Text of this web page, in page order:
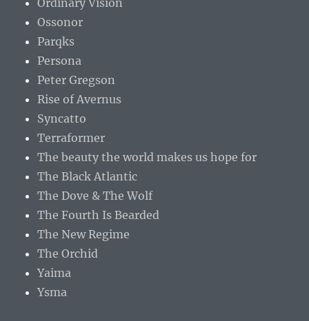
Ordinary Vision
Ossonor
Parqks
Persona
Peter Gregson
Rise of Avernus
Syncatto
Terraformer
The beauty the world makes us hope for
The Black Atlantic
The Dove & The Wolf
The Fourth Is Bearded
The New Regime
The Orchid
Yaima
Ysma